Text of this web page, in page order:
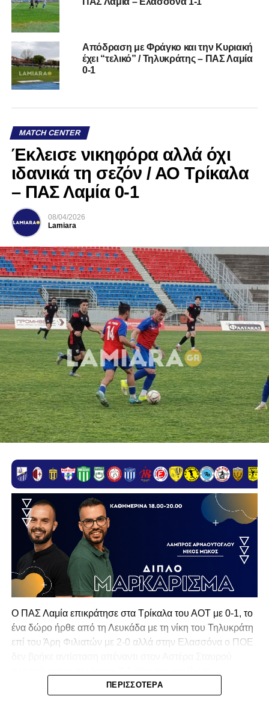
Απόδραση με Φράγκο και την Κυριακή
έχει “τελικό” / Τηλυκράτης – ΠΑΣ Λαμία
0-1
MATCH CENTER
Έκλεισε νικηφόρα αλλά όχι
ιδανικά τη σεζόν / ΑΟ Τρίκαλα
– ΠΑΣ Λαμία 0-1
08/04/2026
Lamiara
Ο ΠΑΣ Λαμία επικράτησε στα Τρίκαλα του ΑΟΤ με 0-1, το
ένα δώρο ήρθε από τη Λευκάδα με τη νίκη του Τηλυκράτη
επί του Άρη Φιλιατών με 2-0 αλλά στην Ελασσόνα ο ΠΟΕ
πρωτάθλημα και την πρόκριση στην επόμενη φάση!
ΠΕΡΙΣΣΌΤΕΡΑ